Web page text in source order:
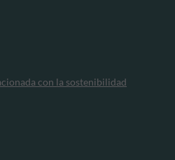
con la sostenibilidad